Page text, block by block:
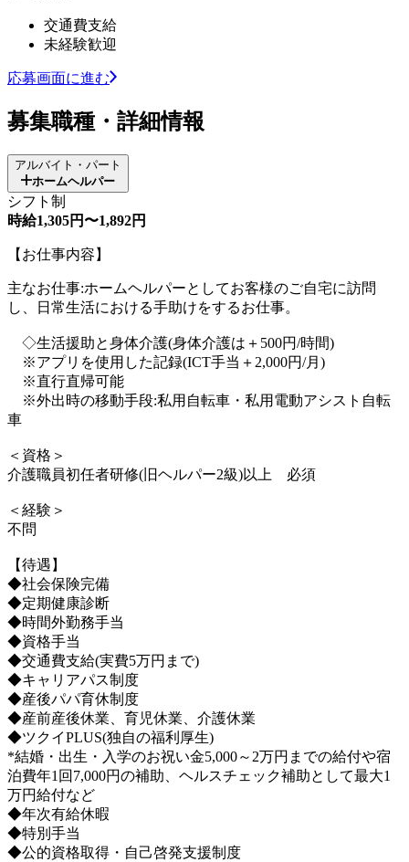
交通費支給
未経験歓迎
応募画面に進む
募集職種・詳細情報
アルバイト・パート
ホームヘルパー
シフト制
時給1,305円〜1,892円
【お仕事内容】
主なお仕事:ホームヘルパーとしてお客様のご自宅に訪問
し、日常生活における手助けをするお仕事。
◇生活援助と身体介護(身体介護は＋500円/時間)
※アプリを使用した記録(ICT手当＋2,000円/月)
※直行直帰可能
※外出時の移動手段:私用自転車・私用電動アシスト自転
車
＜資格＞
介護職員初任者研修(旧ヘルパー2級)以上 必須
＜経験＞
不問
【待遇】
◆社会保険完備
◆定期健康診断
◆時間外勤務手当
◆資格手当
◆交通費支給(実費5万円まで)
◆キャリアパス制度
◆産後パパ育休制度
◆産前産後休業、育児休業、介護休業
◆ツクイPLUS(独自の福利厚生)
*結婚・出生・入学のお祝い金5,000～2万円までの給付や宿
泊費年1回7,000円の補助、ヘルスチェック補助として最大1
万円給付など
◆年次有給休暇
◆特別手当
◆公的資格取得・自己啓発支援制度